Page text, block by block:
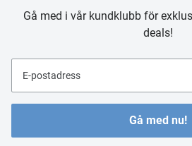
Gå med i vår kundklubb för
deals!
E-postadress
Gå med nu!